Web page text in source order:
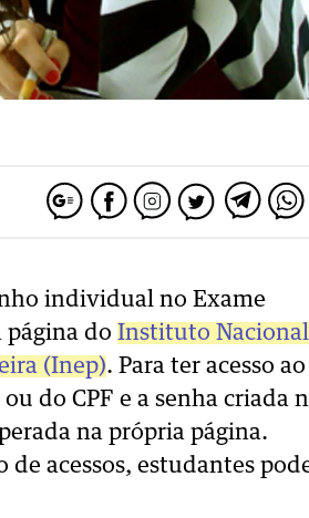
individual no Exame
página do Instituto
(Inep). Para ter acesso ao
do CPF e a senha criada
na própria página.
de acessos, estudantes